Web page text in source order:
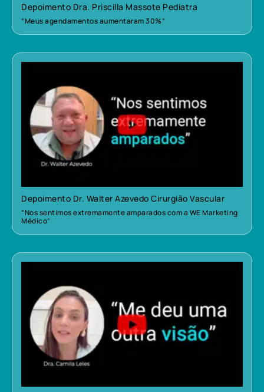
Depoimento Dra. Priscilla Massote Pediatra
“Meus agendamentos aumentaram 30%”
Depoimento Dr. Walter Azevedo Cirurgião Vascular
“Nos sentimos extremamente amparados com a WE Marketing
Médico”